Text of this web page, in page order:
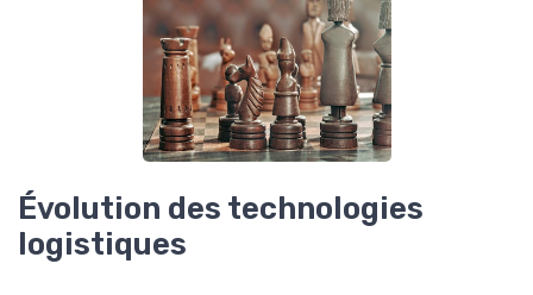
Évolution des technologies
logistiques